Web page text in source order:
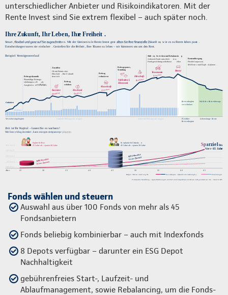
unterschiedlicher Anbieter und Risikoindikatoren. Mit der
Rente Invest sind Sie extrem flexibel – auch später noch.
Fonds wählen und steuern
Auswahl aus über 100 Fonds von mehr als 45
Fondsanbietern
Fonds beliebig kombinierbar – auch mit Indexfonds
8 Depots verfügbar – darunter ein ESG Depot
Nachhaltigkeit
gebührenfreies Start-, Laufzeit- und
Ablaufmanagement, sowie Rebalancing, um die Fonds-